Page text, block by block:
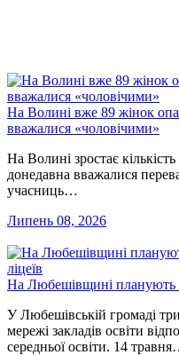
На Волині вже 89 жінок
вважалися «чоловічими»
На Волині зростає
донедавна вважалися
учасниць…
Липень 08, 2026
На Любешівщині планують
У Любешівській громаді
мережі закладів освіти
середньої освіти. 14